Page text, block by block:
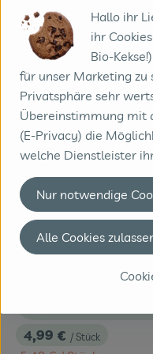
, Herkunft:
, Preis:
4,99 € / Stück
,
DE-
Im Angebot
Produkt zu Favouriten
Hallo ihr
ihr
Bio-
für unser Marketing
Privatsphäre sehr
Übereinstimmung mit
(E-Privacy) die
welche Dienstleister
Nur notwendige
Alle Cookies